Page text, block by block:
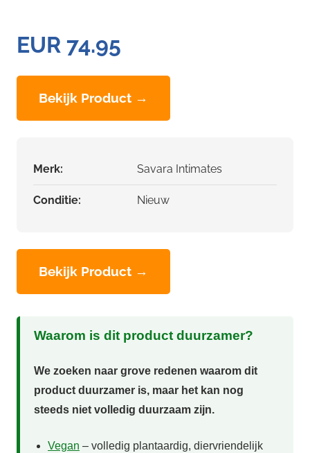
EUR 74.95
Bekijk Product →
Merk: Savara Intimates
Conditie: Nieuw
Bekijk Product →
Waarom is dit product duurzamer?
We zoeken naar grove redenen waarom dit
product duurzamer is, maar het kan nog
steeds niet volledig duurzaam zijn.
Vegan – volledig plantaardig, diervriendelijk